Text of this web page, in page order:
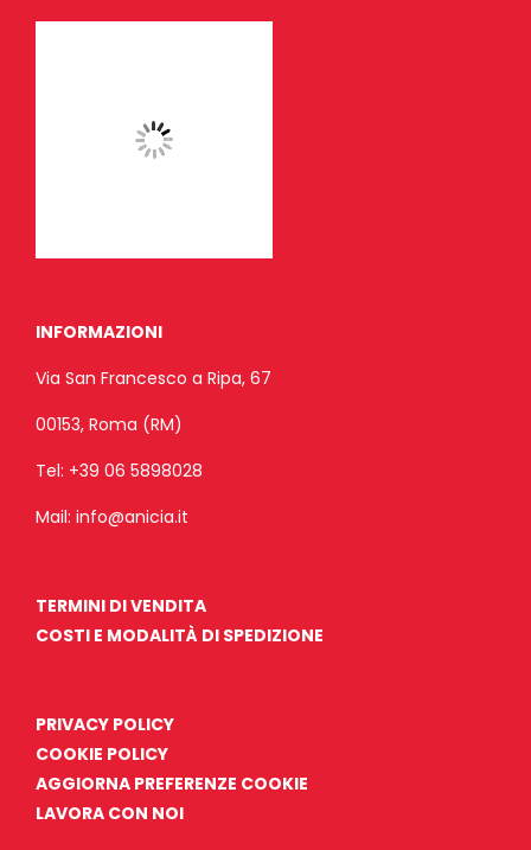
INFORMAZIONI
Via San Francesco a Ripa, 67
00153, Roma (RM)
Tel: +39 06 5898028
Mail: info@anicia.it
TERMINI DI VENDITA
COSTI E MODALITÀ DI SPEDIZIONE
PRIVACY POLICY
COOKIE POLICY
AGGIORNA PREFERENZE COOKIE
LAVORA CON NOI